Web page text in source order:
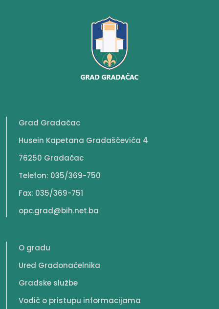
Grad Gradačac
Husein Kapetana Gradaščevića 4
76250 Gradačac
Telefon: 035/369-750
Fax: 035/369-751
opc.grad@bih.net.ba
O gradu
Ured Gradonačelnika
Gradske službe
Vodič o pristupu informacijama